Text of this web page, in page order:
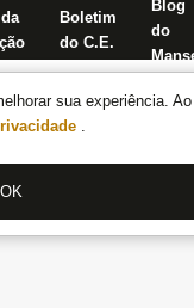
sua experiência.
.
OK
Boletim
do C.E.
Blog
do